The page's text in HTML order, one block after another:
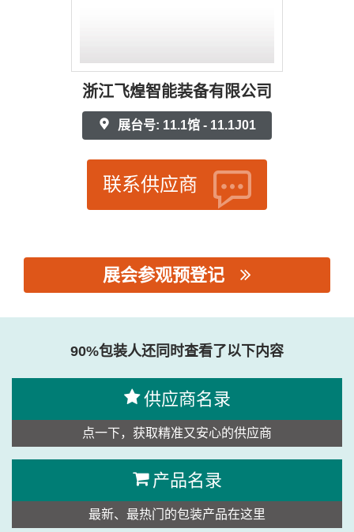
浙江飞煌智能装备有限公司
展台号: 11.1馆 - 11.1J01
联系供应商
展会参观预登记
90%包装人还同时查看了以下内容
供应商名录
点一下，获取精准又安心的供应商
产品名录
最新、最热门的包装产品在这里